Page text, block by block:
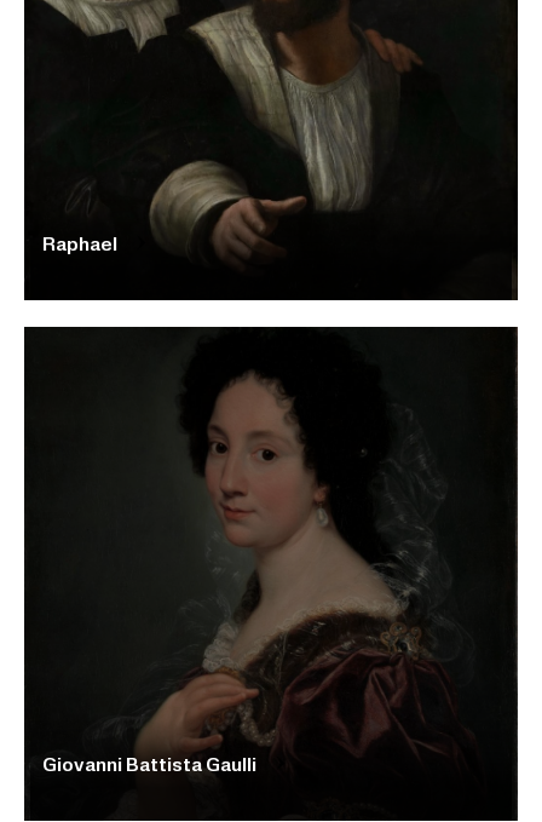
Raphael
Giovanni Battista Gaulli